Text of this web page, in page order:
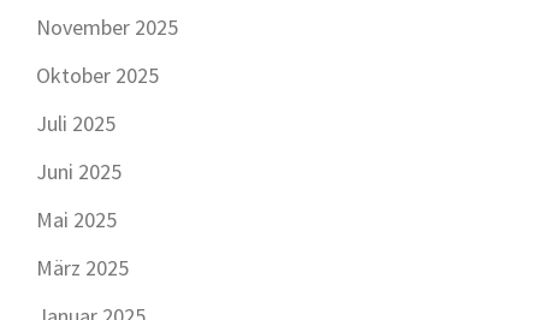
November 2025
Oktober 2025
Juli 2025
Juni 2025
Mai 2025
März 2025